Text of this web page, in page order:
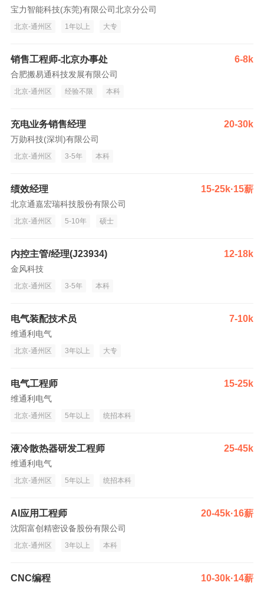
宝力智能科技(东莞)有限公司北京分公司
北京-通州区 1年以上 大专
销售工程师-北京办事处 6-8k
合肥搬易通科技发展有限公司
北京-通州区 经验不限 本科
充电业务销售经理 20-30k
万勋科技(深圳)有限公司
北京-通州区 3-5年 本科
绩效经理 15-25k·15薪
北京通嘉宏瑞科技股份有限公司
北京-通州区 5-10年 硕士
内控主管/经理(J23934) 12-18k
金风科技
北京-通州区 3-5年 本科
电气装配技术员 7-10k
维通利电气
北京-通州区 3年以上 大专
电气工程师 15-25k
维通利电气
北京-通州区 5年以上 统招本科
液冷散热器研发工程师 25-45k
维通利电气
北京-通州区 5年以上 统招本科
AI应用工程师 20-45k·16薪
沈阳富创精密设备股份有限公司
北京-通州区 3年以上 本科
CNC编程 10-30k·14薪